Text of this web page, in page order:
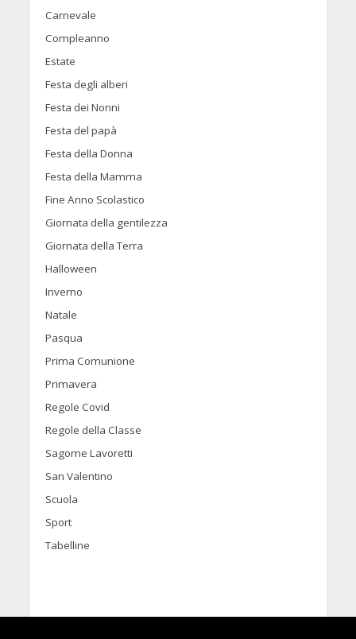
Carnevale
Compleanno
Estate
Festa degli alberi
Festa dei Nonni
Festa del papà
Festa della Donna
Festa della Mamma
Fine Anno Scolastico
Giornata della gentilezza
Giornata della Terra
Halloween
Inverno
Natale
Pasqua
Prima Comunione
Primavera
Regole Covid
Regole della Classe
Sagome Lavoretti
San Valentino
Scuola
Sport
Tabelline